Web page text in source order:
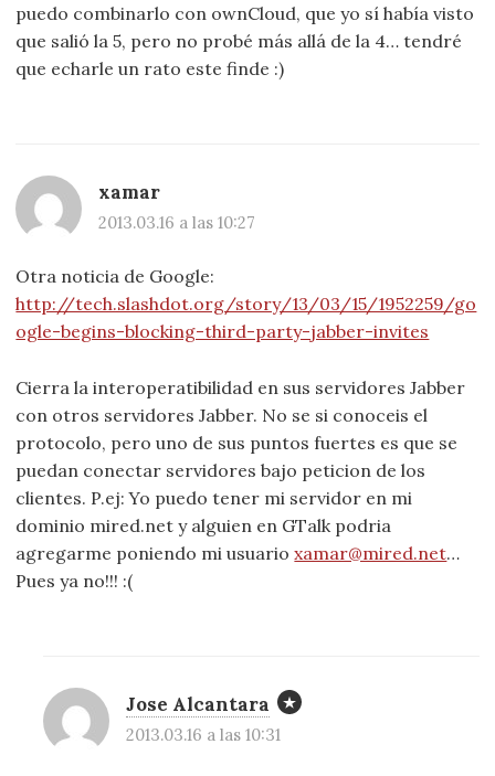
puedo combinarlo con ownCloud, que yo sí había visto
que salió la 5, pero no probé más allá de la 4… tendré
que echarle un rato este finde :)
xamar
2013.03.16 a las 10:27
Otra noticia de Google:
http://tech.slashdot.org/story/13/03/15/1952259/go
ogle-begins-blocking-third-party-jabber-invites
Cierra la interoperatibilidad en sus servidores Jabber
con otros servidores Jabber. No se si conoceis el
protocolo, pero uno de sus puntos fuertes es que se
puedan conectar servidores bajo peticion de los
clientes. P.ej: Yo puedo tener mi servidor en mi
dominio mired.net y alguien en GTalk podria
agregarme poniendo mi usuarioxamar@mired.net…
Pues ya no!!! :(
Jose Alcantara
2013.03.16 a las 10:31